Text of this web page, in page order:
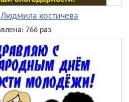
Людмила костичева
766 раз